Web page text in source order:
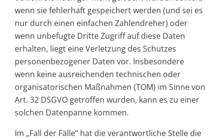
wenn sie fehlerhaft gespeichert werden (und sei es
nur durch einen einfachen Zahlendreher) oder
wenn unbefugte Dritte Zugriff auf diese Daten
erhalten, liegt eine Verletzung des Schutzes
personenbezogener Daten vor. Insbesondere
wenn keine ausreichenden technischen oder
organisatorischen Maßnahmen (TOM) im Sinne von
Art. 32 DSGVO getroffen wurden, kann es zu einer
solchen Datenpanne kommen.
Im „Fall der Fälle“ hat die verantwortliche Stelle die